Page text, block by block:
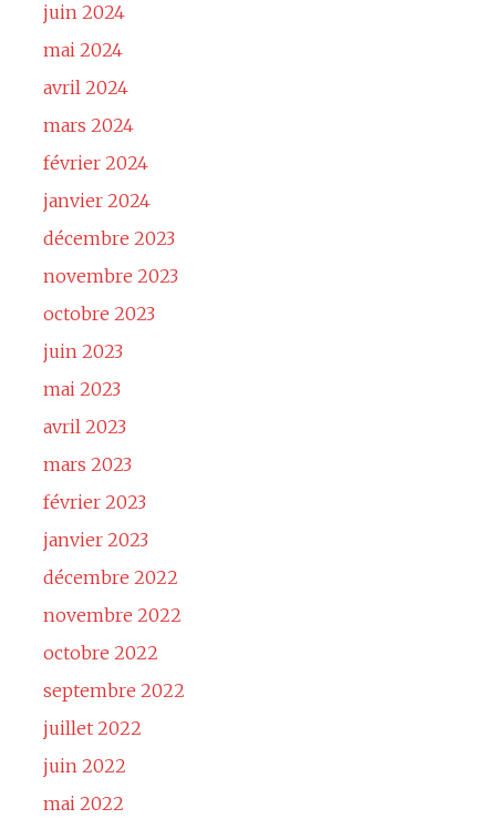
juin 2024
mai 2024
avril 2024
mars 2024
février 2024
janvier 2024
décembre 2023
novembre 2023
octobre 2023
juin 2023
mai 2023
avril 2023
mars 2023
février 2023
janvier 2023
décembre 2022
novembre 2022
octobre 2022
septembre 2022
juillet 2022
juin 2022
mai 2022